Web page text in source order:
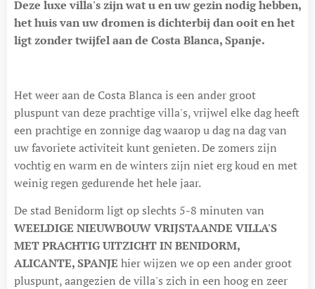
Deze luxe villa's zijn wat u en uw gezin nodig hebben,
het huis van uw dromen is dichterbij dan ooit en het
ligt zonder twijfel aan de Costa Blanca, Spanje.
Het weer aan de Costa Blanca is een ander groot
pluspunt van deze prachtige villa's, vrijwel elke dag heeft
een prachtige en zonnige dag waarop u dag na dag van
uw favoriete activiteit kunt genieten. De zomers zijn
vochtig en warm en de winters zijn niet erg koud en met
weinig regen gedurende het hele jaar.
De stad Benidorm ligt op slechts 5-8 minuten van
WEELDIGE NIEUWBOUW VRIJSTAANDE VILLA'S
MET PRACHTIG UITZICHT IN BENIDORM,
ALICANTE, SPANJE hier wijzen we op een ander groot
pluspunt, aangezien de villa's zich in een hoog en zeer